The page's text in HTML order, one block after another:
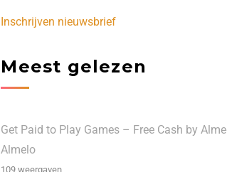
Inschrijven nieuwsbrief
Meest gelezen
Get Paid to Play Games – Free Cash by
Almelo
109 weergaven